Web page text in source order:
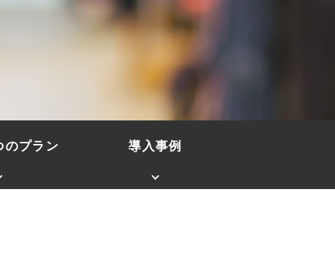
のプラン 導入事例